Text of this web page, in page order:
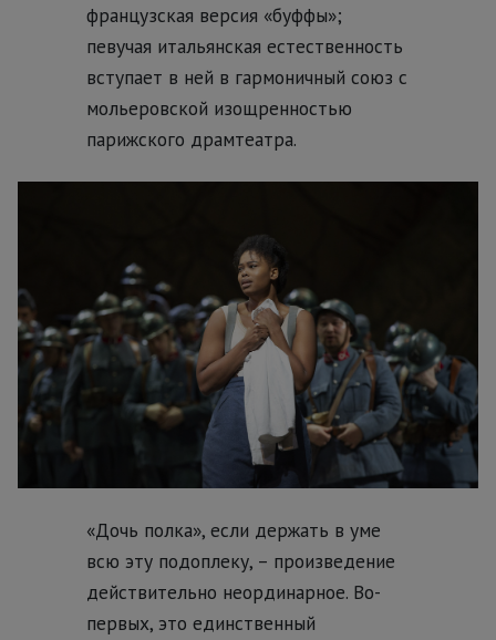
французская версия «буффы»;
певучая итальянская естественность
вступает в ней в гармоничный союз с
мольеровской изощренностью
парижского драмтеатра.
«Дочь полка», если держать в уме
всю эту подоплеку, – произведение
действительно неординарное. Во-
первых, это единственный